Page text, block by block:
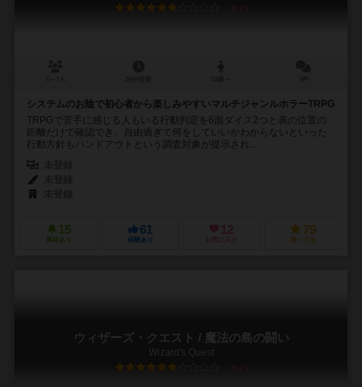
6.2
システムのお陰で初心者から楽しみやすいマルチジャンルホラーTRPG
TRPGで苦手に感じる人もいる行動判定を6面ダイス2つと表の位置の
距離だけで確認でき、自由過ぎて何をしていいかわからないといった
行動方針もハンドアウトという調査対象が提示され...
15
興味あり
61
経験あり
12
お気に入り
79
持ってる
ウィザーズ・クエスト / 魔法の島の闘い
Wizard's Quest
6.2